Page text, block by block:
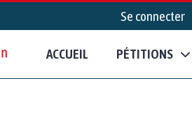
Se connecter
ACCUEIL PÉTITIONS